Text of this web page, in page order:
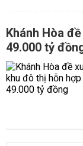
Khánh Hòa
49.000 tỷ